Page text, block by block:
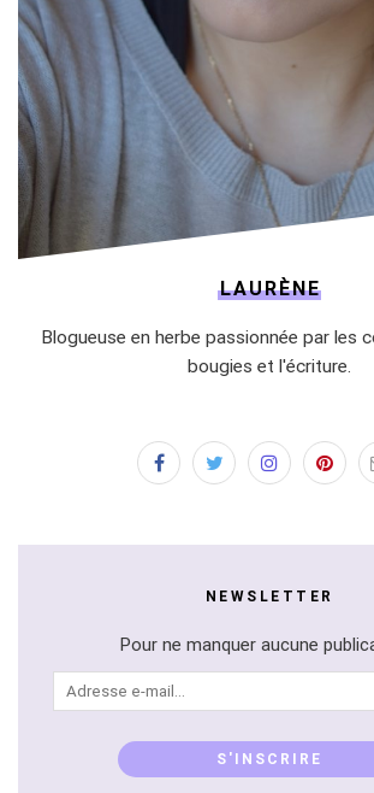
LAURÈNE
Blogueuse en herbe passionnée par les
bougies et l'écriture.
NEWSLETTER
Pour ne manquer aucune
Adresse
e-
S'INSCRIRE